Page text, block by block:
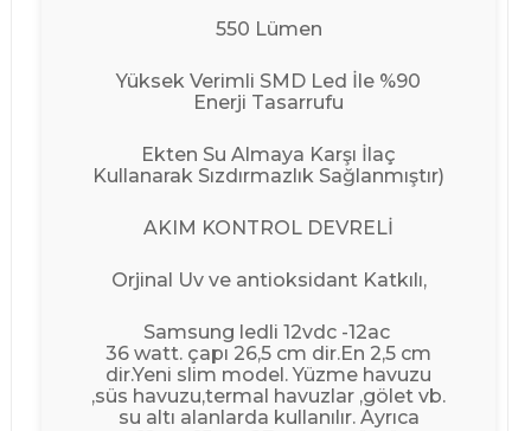
550 Lümen
Yüksek Verimli SMD Led İle %90
Enerji Tasarrufu
Ekten Su Almaya Karşı İlaç
Kullanarak Sızdırmazlık Sağlanmıştır)
AKIM KONTROL DEVRELİ
Orjinal Uv ve antioksidant Katkılı,
Samsung ledli 12vdc -12ac
36 watt. çapı 26,5 cm dir.En 2,5 cm
dir.Yeni slim model. Yüzme havuzu
,süs havuzu,termal havuzlar ,gölet vb.
su altı alanlarda kullanılır. Ayrıca